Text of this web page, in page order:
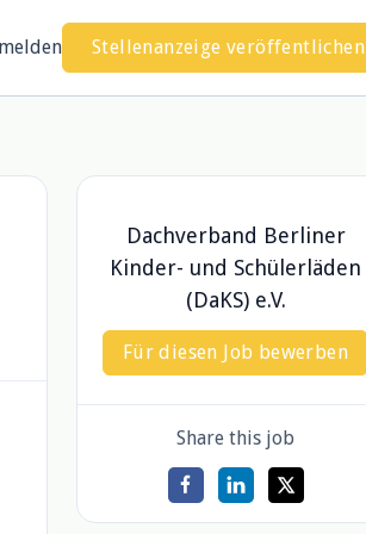
Stellenanzeige veröffentlichen
Dachverband Berliner
Kinder- und Schülerläden
(DaKS) e.V.
Für diesen Job bewerben
Share this job